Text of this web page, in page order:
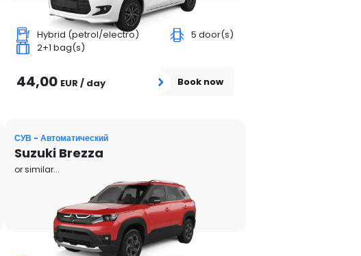
Hybrid (petrol/electro)
5 door(s)
2+1 bag(s)
44,00 EUR / day Book now
СУВ - Автоматический
Suzuki Brezza
or similar...